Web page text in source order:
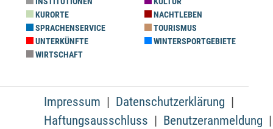
KURORTE
NACHTLEBEN
SPRACHENSERVICE
TOURISMUS
UNTERKÜNFTE
WINTERSPORTGEBIETE
WIRTSCHAFT
Impressum
Datenschutzerklärung
Haftungsausschluss
Benutzeranmeldung